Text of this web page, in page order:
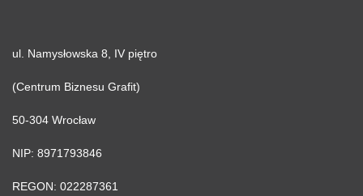
ul. Namysłowska 8, IV piętro
(Centrum Biznesu Grafit)
50-304 Wrocław
NIP: 8971793846
REGON: 022287361